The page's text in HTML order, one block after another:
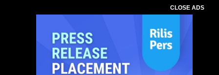
CLOSE ADS